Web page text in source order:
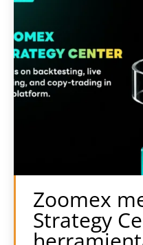
Zoomex
Strategy